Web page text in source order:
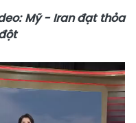
Mỹ - Iran đạt thỏa